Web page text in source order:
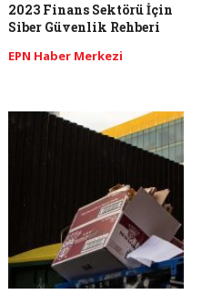
2023 Finans Sektörü İçin
Siber Güvenlik Rehberi
EPN Haber Merkezi